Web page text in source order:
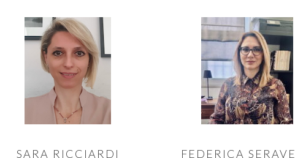
SARA RICCIARDI FEDERICA